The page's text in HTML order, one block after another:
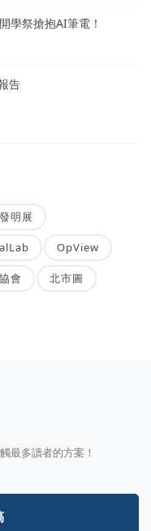
學祭搶抱AI筆電！
告
明展
OpView
會 北市圖
最多讀者的方案！